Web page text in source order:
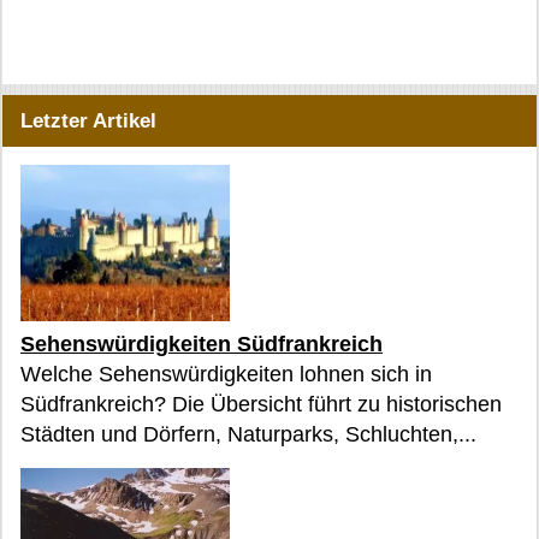
Letzter Artikel
Sehenswürdigkeiten Südfrankreich
Welche Sehenswürdigkeiten lohnen sich in
Südfrankreich? Die Übersicht führt zu historischen
Städten und Dörfern, Naturparks, Schluchten,...